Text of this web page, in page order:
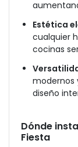
Estética
cualquier
cocinas
modernos
diseño
Dónde
Fiesta